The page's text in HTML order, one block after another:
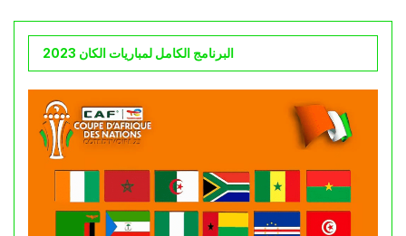
البرنامج الكامل لمباريات الكان 2023